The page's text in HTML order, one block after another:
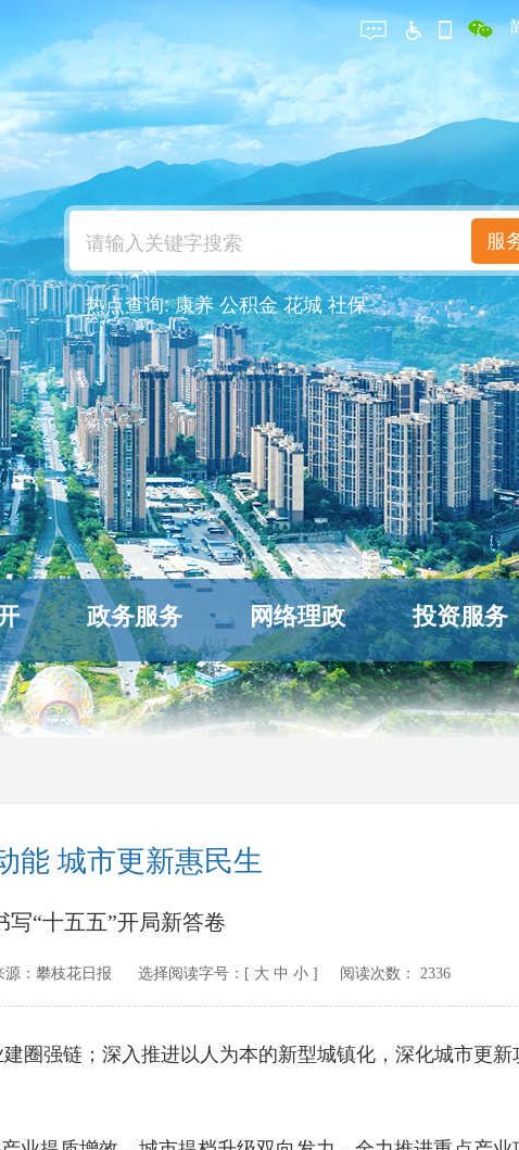
热点查询:康养 公积金 花城 社保
政务服务 网络理政 投资服务
能 城市更新惠民生
写“十五五”开局新答卷
： 攀枝花日报 选择阅读字号：[ 大 中 小] 阅读次数： 2336
强链；深入推进以人为本的新型城镇化，深化城市更新